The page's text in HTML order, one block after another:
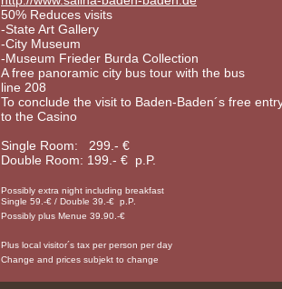
50% Reduces visits
-State Art Gallery
-City Museum
-Museum Frieder Burda Collection
A free panoramic city bus tour with the bus
line 208
To conclude the visit to Baden-Baden´s free
to the Casino
Single Room: 299.- €
Double Room: 199.- € p.P.
Possibly extra night including breakfast
Single 59.-€ / Double 39.-€ p.P.
Possibly plus Menue 39.90.-€
Plus local visitor´s tax per person per day
Change and prices subjekt to change